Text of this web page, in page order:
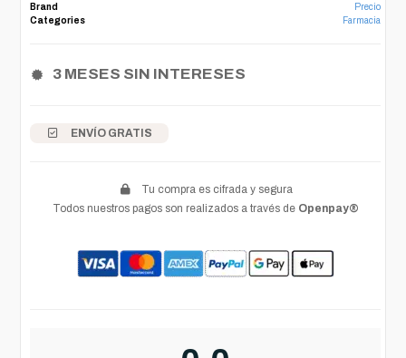
Brand
Precio
Categories
Farmacia
3 MESES SIN INTERESES
ENVÍO GRATIS
Tu compra es cifrada y segura
Todos nuestros pagos son realizados a través de Openpay®